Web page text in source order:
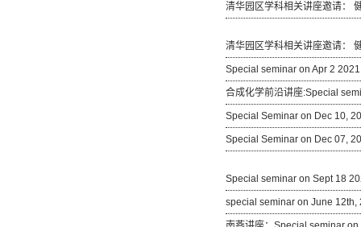
清华园区学科相关讲座邀请：
清华园区学科相关讲座邀请：
Special seminar on Apr 2
合成化学前沿讲座:Special
Special Seminar on Dec 10,
Special Seminar on Dec 07,
Special seminar on Sept 18
special seminar on June 12th,